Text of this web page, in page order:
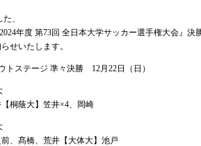
、
2024年度 第73回 全日本大学サッカー選手権大会』
せいたします。
トステージ 準々決勝 12月22日（日）
桐蔭大】笠井×4、岡崎
、髙橋、荒井【大体大】池戸